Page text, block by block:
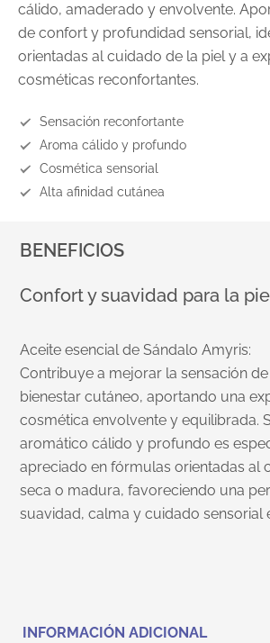
cálido, amaderado y envolvente.
de confort y profundidad sensorial,
orientadas al cuidado de la piel y a
cosméticas reconfortantes.
Sensación reconfortante
Aroma cálido y profundo
Cosmética sensorial
Alta afinidad cutánea
BENEFICIOS
Confort y suavidad para la
Aceite esencial de Sándalo Amyris:
Contribuye a mejorar la sensación
bienestar cutáneo, aportando una
cosmética envolvente y equilibrada.
aromático cálido y profundo es
apreciado en fórmulas orientadas al
seca o madura, favoreciendo una
suavidad, calma y cuidado sensorial
INFORMACIÓN ADICIONAL